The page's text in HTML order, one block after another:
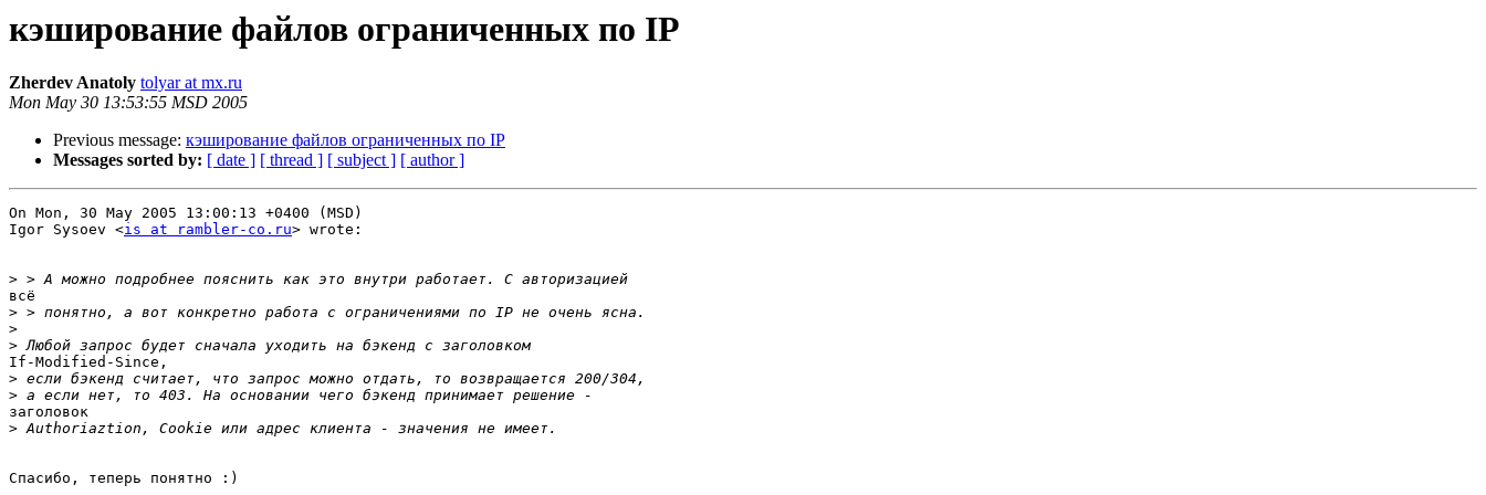
кэширование файлов ограниченных по IP
Zherdev Anatoly tolyar at mx.ru
Mon May 30 13:53:55 MSD 2005
Previous message: кэширование файлов ограниченных по IP
Messages sorted by: [ date ] [ thread ] [ subject ] [ author ]
On Mon, 30 May 2005 13:00:13 +0400 (MSD)
Igor Sysoev <is at rambler-co.ru> wrote:
>
всё
>
>
>
If-Modified-Since,
>
>
заголовок
>
Спасибо, теперь понятно :)